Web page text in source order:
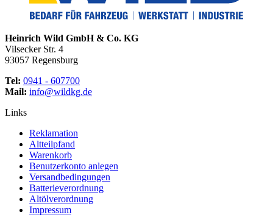
Heinrich Wild GmbH & Co. KG
Vilsecker Str. 4
93057 Regensburg
Tel: 0941 - 607700
Mail: info@wildkg.de
Links
Reklamation
Altteilpfand
Warenkorb
Benutzerkonto anlegen
Versandbedingungen
Batterieverordnung
Altölverordnung
Impressum